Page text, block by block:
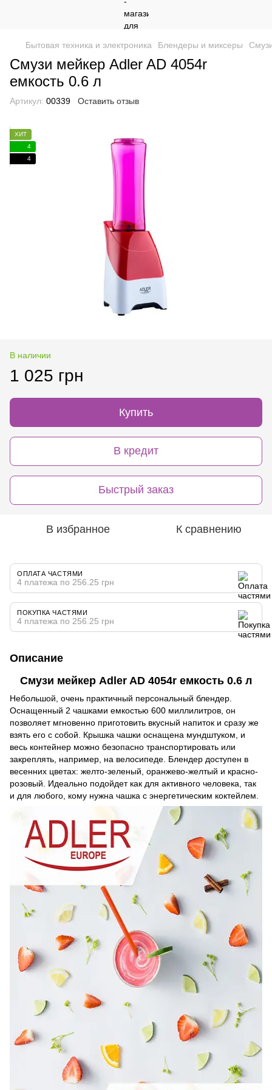
Бытовая техника и электроника Блендеры и миксеры
Смузи мейкер Adler AD 4054r
емкость 0.6 л
Артикул: 00339 Оставить отзыв
ХИТ
4
4
В наличии
1 025 грн
Купить
В кредит
Быстрый заказ
В избранное К сравнению
ОПЛАТА ЧАСТЯМИ
4 платежа по 256.25 грн
ПОКУПКА ЧАСТЯМИ
4 платежа по 256.25 грн
Описание
Смузи мейкер Adler AD 4054r емкость 0.6 л
Небольшой, очень практичный персональный блендер.
Оснащенный 2 чашками емкостью 600 миллилитров, он
позволяет мгновенно приготовить вкусный напиток и сразу же
взять его с собой. Крышка чашки оснащена мундштуком, и
весь контейнер можно безопасно транспортировать или
закреплять, например, на велосипеде. Блендер доступен в
весенних цветах: желто-зеленый, оранжево-желтый и красно-
розовый. Идеально подойдет как для активного человека, так
и для любого, кому нужна чашка с энергетическим коктейлем.